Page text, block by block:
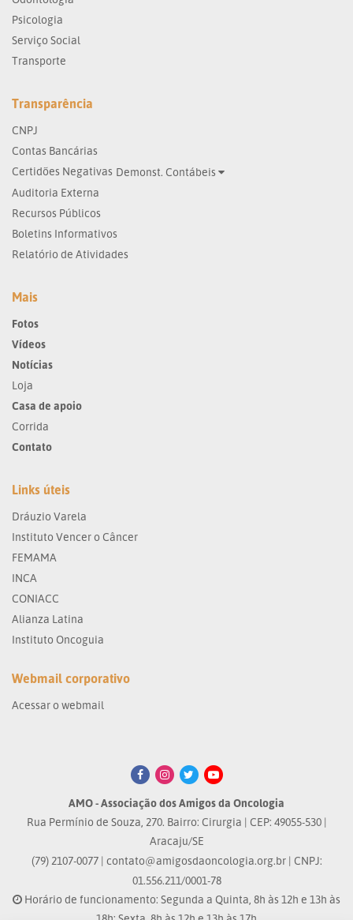
Psicologia
Serviço Social
Transporte
Transparência
CNPJ
Contas Bancárias
Certidões Negativas Demonst. Contábeis
Auditoria Externa
Recursos Públicos
Boletins Informativos
Relatório de Atividades
Mais
Fotos
Vídeos
Notícias
Loja
Casa de apoio
Corrida
Contato
Links úteis
Dráuzio Varela
Instituto Vencer o Câncer
FEMAMA
INCA
CONIACC
Alianza Latina
Instituto Oncoguia
Webmail corporativo
Acessar o webmail
AMO - Associação dos Amigos da Oncologia
Rua Permínio de Souza, 270. Bairro: Cirurgia | CEP: 49055-530 |
Aracaju/SE
(79) 2107-0077 | contato@amigosdaoncologia.org.br| CNPJ:
01.556.211/0001-78
Horário de funcionamento: Segunda a Quinta, 8h às 12h e 13h às